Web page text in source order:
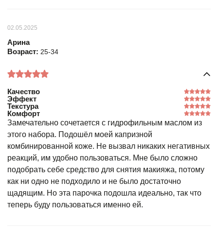
02.05.2025
Арина
Возраст: 25-34
Качество
Эффект
Текстура
Комфорт
Замечательно сочетается с гидрофильным маслом из
этого набора. Подошёл моей капризной
комбинированной коже. Не вызвал никаких негативных
реакций, им удобно пользоваться. Мне было сложно
подобрать себе средство для снятия макияжа, потому
как ни одно не подходило и не было достаточно
щадящим. Но эта парочка подошла идеально, так что
теперь буду пользоваться именно ей.